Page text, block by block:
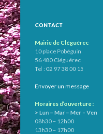
CONTACT
Mairie de Cléguérec
10 place Pobéguin
56 480 Cléguérec
Tel : 02 97 38 00 15
Envoyer un message
Horaires d’ouverture :
> Lun – Mar – Mer – Ven
08h30 – 12h00
13h30 – 17h00